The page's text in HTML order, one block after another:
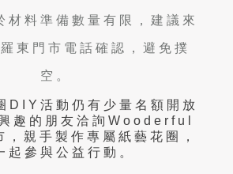
材料準備數量有限，建議來
東門市電話確認，避免撲
空。
DIY 活動仍有少量名額開放
趣的朋友洽詢 Wooderful
，親手製作專屬紙藝花圈，
起參與公益行動。